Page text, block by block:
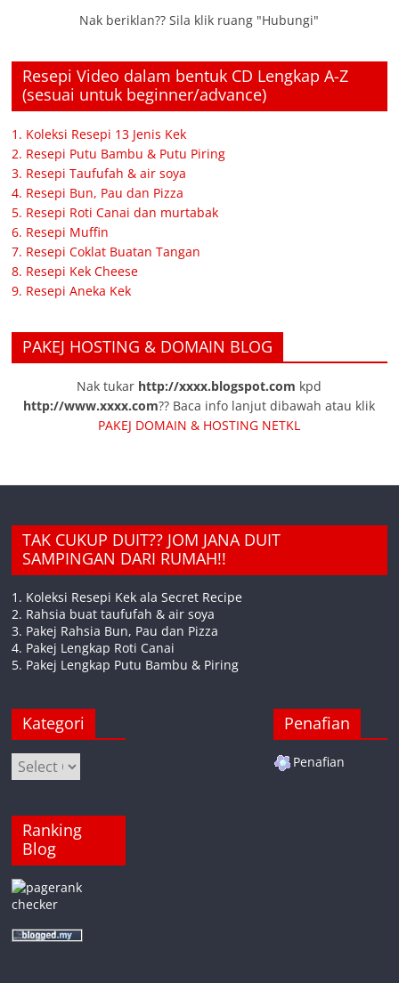
Nak beriklan?? Sila klik ruang "Hubungi"
Resepi Video dalam bentuk CD Lengkap A-Z
(sesuai untuk beginner/advance)
1. Koleksi Resepi 13 Jenis Kek
2. Resepi Putu Bambu & Putu Piring
3. Resepi Taufufah & air soya
4. Resepi Bun, Pau dan Pizza
5. Resepi Roti Canai dan murtabak
6. Resepi Muffin
7. Resepi Coklat Buatan Tangan
8. Resepi Kek Cheese
9. Resepi Aneka Kek
PAKEJ HOSTING & DOMAIN BLOG
Nak tukar http://xxxx.blogspot.com kpd
http://www.xxxx.com?? Baca info lanjut dibawah atau klik
PAKEJ DOMAIN & HOSTING NETKL
TAK CUKUP DUIT?? JOM JANA DUIT
SAMPINGAN DARI RUMAH!!
1. Koleksi Resepi Kek ala Secret Recipe
2. Rahsia buat taufufah & air soya
3. Pakej Rahsia Bun, Pau dan Pizza
4. Pakej Lengkap Roti Canai
5. Pakej Lengkap Putu Bambu & Piring
Kategori
Kategori
Ranking
Blog
Penafian
Penafian